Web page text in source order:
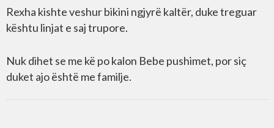
Rexha kishte veshur bikini ngjyrë kaltër, duke treguar
kështu linjat e saj trupore.
Nuk dihet se me kë po kalon Bebe pushimet, por siç
duket ajo është me familje.